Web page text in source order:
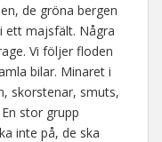
de gröna bergen
ett majsfält. Några
Vi följer floden
bilar. Minaret i
skorstenar, smuts,
stor grupp
inte på, de ska